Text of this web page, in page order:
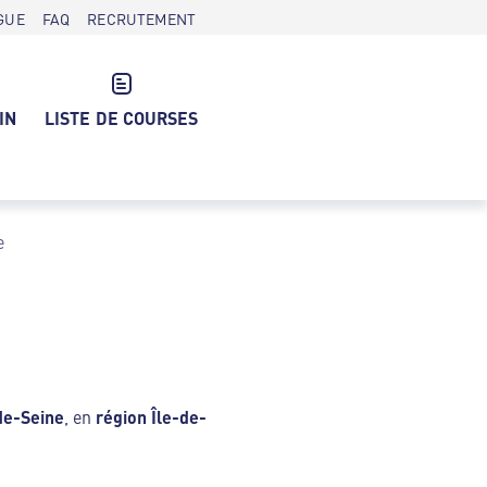
FAQ RECRUTEMENT
LISTE DE COURSES
Seine , en région Île-de-